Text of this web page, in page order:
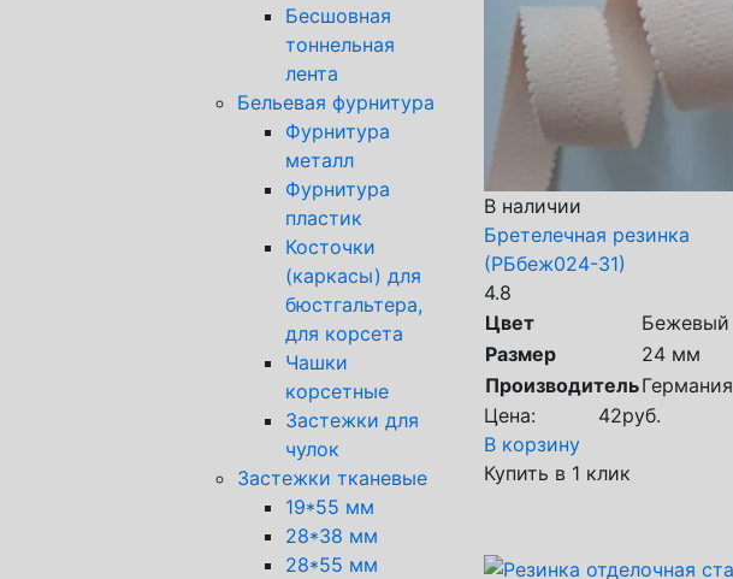
Бесшовная
тоннельная
лента
Бельевая фурнитура
Фурнитура
металл
Фурнитура
пластик
Косточки
(каркасы) для
бюстгальтера,
для корсета
Чашки
корсетные
Застежки для
чулок
Застежки тканевые
19*55 мм
28*38 мм
28*55 мм
В наличии
Бретелечная резинка
(РБбеж024-31)
4.8
Цвет
Бежевый
Размер
24 мм
ПроизводительГермания
Цена:
42руб.
В корзину
Купить в 1 клик